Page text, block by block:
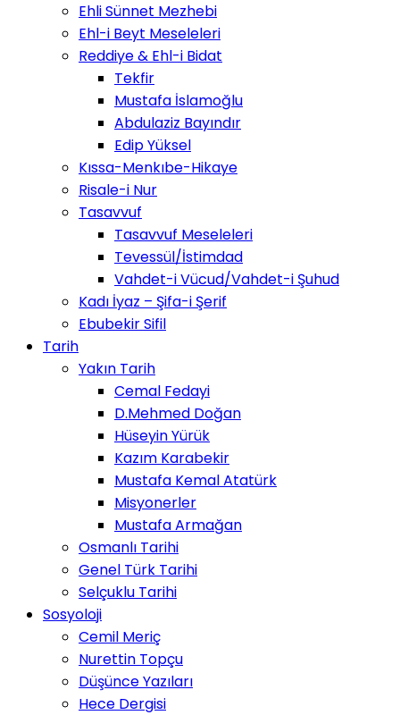
Ehli Sünnet Mezhebi
Ehl-i Beyt Meseleleri
Reddiye & Ehl-i Bidat
Tekfir
Mustafa İslamoğlu
Abdulaziz Bayındır
Edip Yüksel
Kıssa-Menkıbe-Hikaye
Risale-i Nur
Tasavvuf
Tasavvuf Meseleleri
Tevessül/İstimdad
Vahdet-i Vücud/Vahdet-i Şuhud
Kadı İyaz – Şifa-i Şerif
Ebubekir Sifil
Tarih
Yakın Tarih
Cemal Fedayi
D.Mehmed Doğan
Hüseyin Yürük
Kazım Karabekir
Mustafa Kemal Atatürk
Misyonerler
Mustafa Armağan
Osmanlı Tarihi
Genel Türk Tarihi
Selçuklu Tarihi
Sosyoloji
Cemil Meriç
Nurettin Topçu
Düşünce Yazıları
Hece Dergisi